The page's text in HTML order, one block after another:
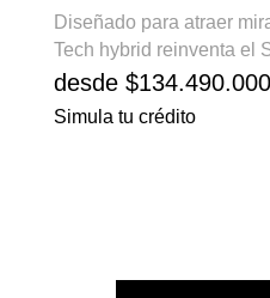
Diseñado para atraer
Tech hybrid reinventa el
desde
Simula tu crédito